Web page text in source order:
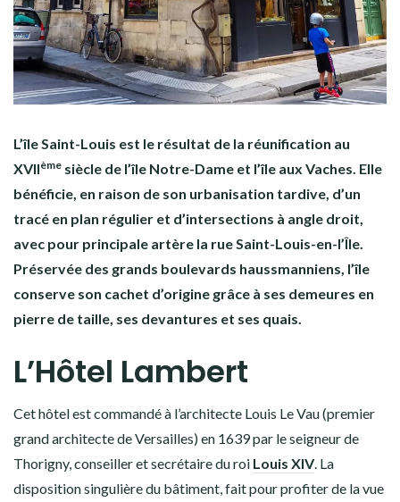
L’île Saint-Louis est le résultat de la réunification au
XVIIème siècle de l’île Notre-Dame et l’île aux Vaches. Elle
bénéficie, en raison de son urbanisation tardive, d’un
tracé en plan régulier et d’intersections à angle droit,
avec pour principale artère la rue Saint-Louis-en-l’Île.
Préservée des grands boulevards haussmanniens, l’île
conserve son cachet d’origine grâce à ses demeures en
pierre de taille, ses devantures et ses quais.
L’Hôtel Lambert
Cet hôtel est commandé à l’architecte Louis Le Vau (premier
grand architecte de Versailles) en 1639 par le seigneur de
Thorigny, conseiller et secrétaire du roi Louis XIV. La
disposition singulière du bâtiment, fait pour profiter de la vue